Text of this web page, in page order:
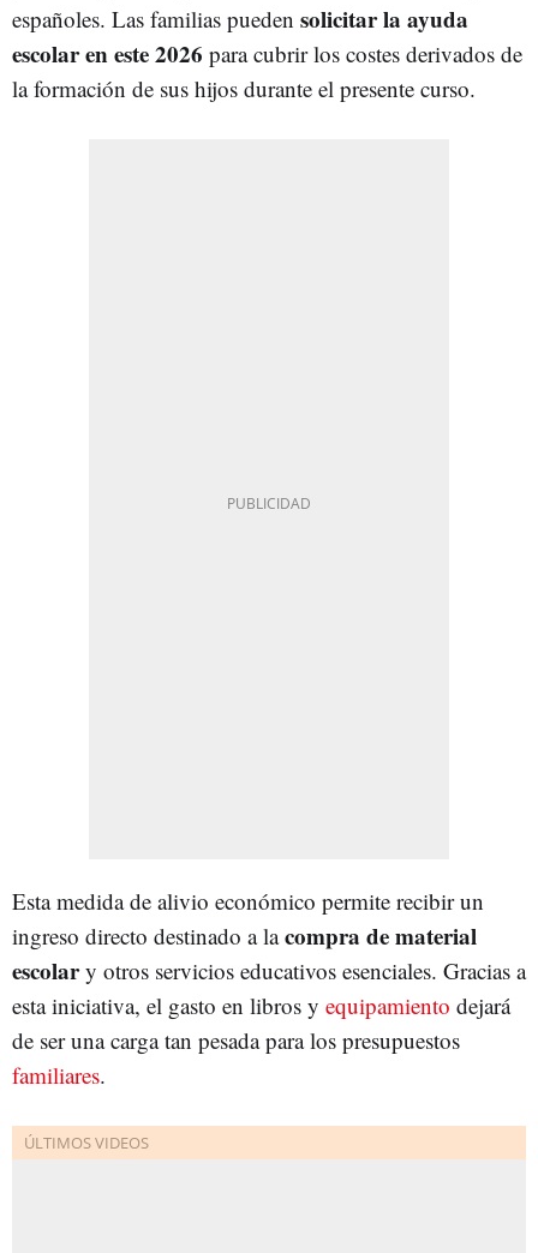
españoles. Las familias pueden solicitar la ayuda
escolar en este 2026 para cubrir los costes derivados de
la formación de sus hijos durante el presente curso.
Esta medida de alivio económico permite recibir un
ingreso directo destinado a lacompra dematerial
escolary otros servicios educativos esenciales. Gracias a
esta iniciativa, el gasto en libros y equipamiento dejará
de ser una carga tan pesada para los presupuestos
familiares.